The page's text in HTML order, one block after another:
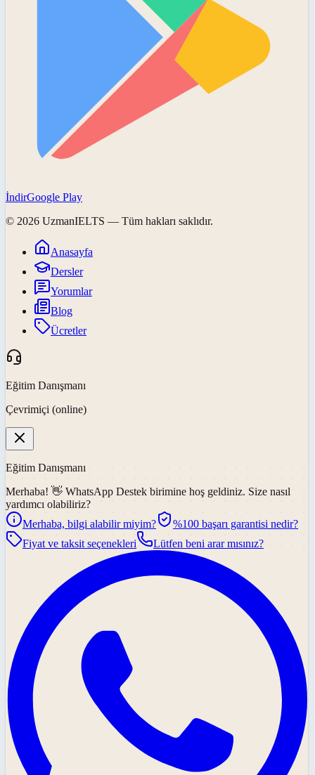
İndirGoogle Play
© 2026 UzmanIELTS — Tüm hakları saklıdır.
Anasayfa
Dersler
Yorumlar
Blog
Ücretler
Eğitim Danışmanı
Çevrimiçi (online)
Eğitim Danışmanı
Merhaba! 👋 WhatsApp Destek birimine hoş geldiniz. Size nasıl
yardımcı olabiliriz?
Merhaba, bilgi alabilir miyim?
%100 başarı garantisi nedir?
Fiyat ve taksit seçenekleri
Lütfen beni arar mısınız?